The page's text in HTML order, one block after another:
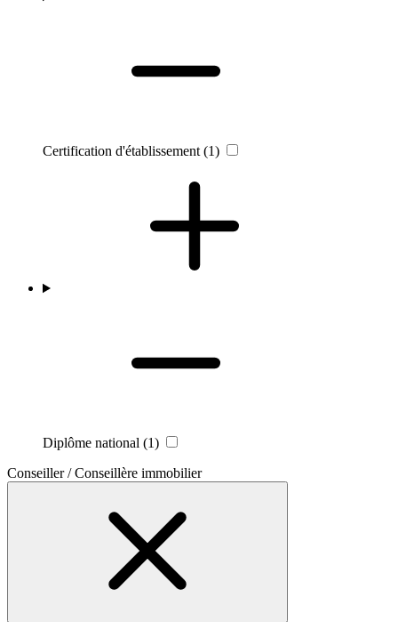
Certification d'établissement (1)
Diplôme national (1)
Conseiller / Conseillère immobilier